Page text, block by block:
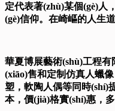
定代表著(zhù)某個(gè)人
(gè)信仰。在崎嶇的人生道路上
華夏博展藝術(shù)工程有
(xiāo)售和定制仿真人蠟像
塑，軟陶人偶等同時
本，價(jià)格實(shí)惠